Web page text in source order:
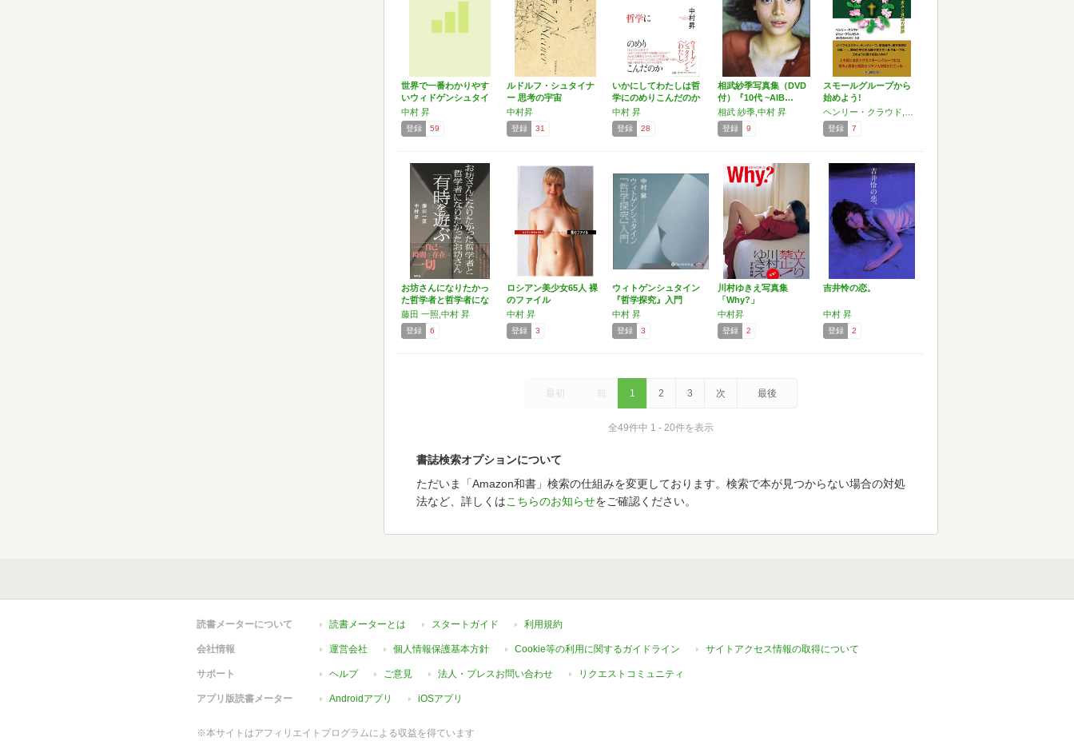
世界で一番わかりやす
いウィドゲンシュタイ
ン入門
中村 昇
登録 59
ルドルフ・シュタイナ
ー 思考の宇宙
中村昇
登録 31
いかにしてわたしは哲
学にのめりこんだのか
中村 昇
登録 28
相武紗季写真集（DVD
付）『10代 ~AIB…
相武 紗季,中村 昇
登録 9
スモールグループから
始めよう!
登録 7
お坊さんになりたかっ
た哲学者と哲学者にな
りた…
藤田 一照,中村 昇
登録 6
ロシアン美少女65人 裸
のファイル
中村 昇
登録 3
ウィトゲンシュタイン
『哲学探究』入門
中村 昇
登録 3
川村ゆきえ写真集
「Why?」
中村昇
登録 2
吉井怜の恋。
中村 昇
登録 2
最初 前 1 2 3 次 最後
全49件中 1 - 20件を表示
書誌検索オプションについて
ただいま「Amazon和書」検索の仕組みを変更しております。検索で本が見つからない場合の対処
法など、詳しくはこちらのお知らせをご確認ください。
読書メーターについて 読書メーターとは スタートガイド 利用規約
会社情報 運営会社 個人情報保護基本方針 Cookie等の利用に関するガイドライン サイトアクセス情報の取得について
サポート ヘルプ ご意見 法人・プレスお問い合わせ リクエストコミュニティ
アプリ版読書メーター Androidアプリ iOSアプリ
※本サイトはアフィリエイトプログラムによる収益を得ています